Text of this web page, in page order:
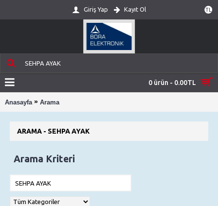
TL
Giriş Yap Kayıt Ol
0 ürün - 0.00TL
Anasayfa » Arama
ARAMA - SEHPA AYAK
Arama Kriteri